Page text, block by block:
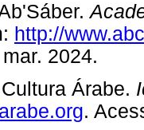
http://
6 mar.
Árabe.
.